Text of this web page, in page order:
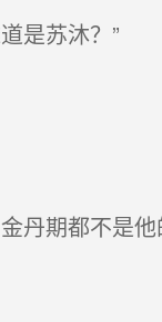
是苏沐？”
丹期都不是他